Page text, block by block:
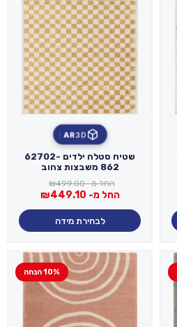
3D
AR
שטיח סטלה ילדים 62702-
862 משבצות צהוב
החל מ- ₪499.00
החל מ- ₪449.10
לבחירת מידה
10% הנחה